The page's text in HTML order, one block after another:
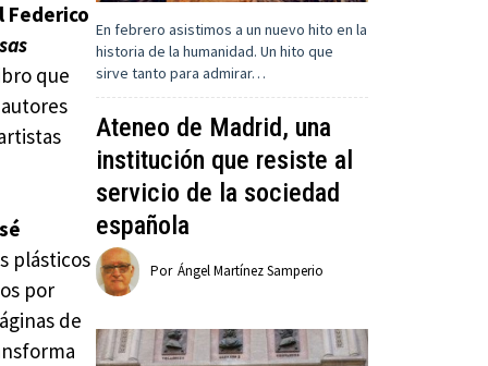
Federico
que
plásticos
por
de
En febrero asistimos a un nuevo hito en la
historia de la humanidad. Un hito que
sirve tanto para admirar…
Ateneo de Madrid, una
institución que resiste al
servicio de la sociedad
española
Por Ángel Martínez Samperio